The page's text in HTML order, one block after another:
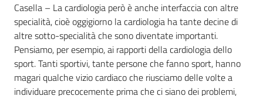
Casella – La cardiologia però è anche interfaccia con altre
specialità, cioè oggigiorno la cardiologia ha tante decine di
altre sotto-specialità che sono diventate importanti.
Pensiamo, per esempio, ai rapporti della cardiologia dello
sport. Tanti sportivi, tante persone che fanno sport, hanno
magari qualche vizio cardiaco che riusciamo delle volte a
individuare precocemente prima che ci siano dei problemi,